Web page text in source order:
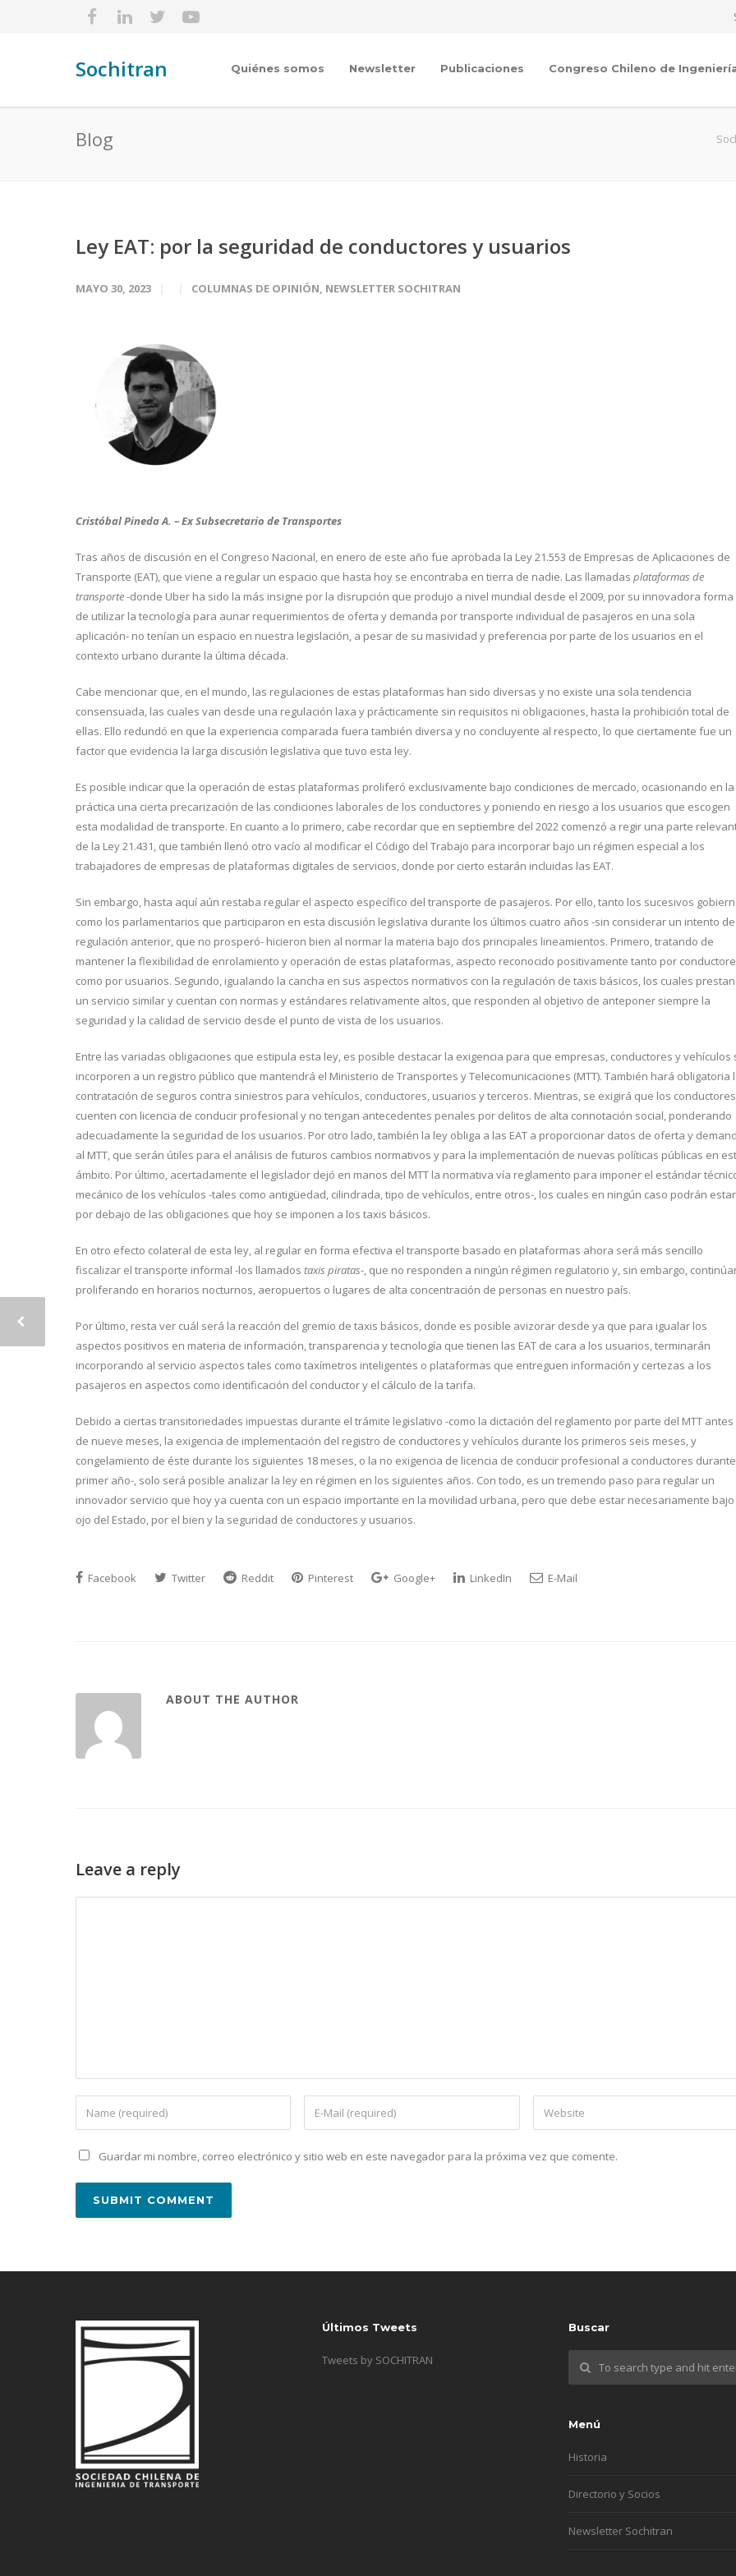
Sochitran Quiénes somos Newsletter Publicaciones Congreso Chileno de
Blog
Ley EAT: por la seguridad de conductores y usuarios
MAYO 30, 2023 COLUMNAS DE OPINIÓN, NEWSLETTER SOCHITRAN
Cristóbal Pineda A. – Ex Subsecretario de Transportes
Tras años de discusión en el Congreso Nacional, en enero de este año fue aprobada la Ley 21.553 de Empresas de Aplicaciones de
Transporte (EAT), que viene a regular un espacio que hasta hoy se encontraba en tierra de nadie. Las llamadas plataformas de
transporte-donde Uber ha sido la más insigne por la disrupción que produjo a nivel mundial desde el 2009, por su innovadora forma
de utilizar la tecnología para aunar requerimientos de oferta y demanda por transporte individual de pasajeros en una sola
aplicación- no tenían un espacio en nuestra legislación, a pesar de su masividad y preferencia por parte de los usuarios en el
contexto urbano durante la última década.
Cabe mencionar que, en el mundo, las regulaciones de estas plataformas han sido diversas y no existe una sola tendencia
consensuada, las cuales van desde una regulación laxa y prácticamente sin requisitos ni obligaciones, hasta la prohibición total de
ellas. Ello redundó en que la experiencia comparada fuera también diversa y no concluyente al respecto, lo que ciertamente fue un
factor que evidencia la larga discusión legislativa que tuvo esta ley.
Es posible indicar que la operación de estas plataformas proliferó exclusivamente bajo condiciones de mercado, ocasionando en la
práctica una cierta precarización de las condiciones laborales de los conductores y poniendo en riesgo a los usuarios que escogen
esta modalidad de transporte. En cuanto a lo primero, cabe recordar que en septiembre del 2022 comenzó a regir una parte
de la Ley 21.431, que también llenó otro vacío al modificar el Código del Trabajo para incorporar bajo un régimen especial a los
trabajadores de empresas de plataformas digitales de servicios, donde por cierto estarán incluidas las EAT.
Sin embargo, hasta aquí aún restaba regular el aspecto específico del transporte de pasajeros. Por ello, tanto los sucesivos
como los parlamentarios que participaron en esta discusión legislativa durante los últimos cuatro años -sin considerar un intento de
regulación anterior, que no prosperó- hicieron bien al normar la materia bajo dos principales lineamientos. Primero, tratando de
mantener la flexibilidad de enrolamiento y operación de estas plataformas, aspecto reconocido positivamente tanto por
como por usuarios. Segundo, igualando la cancha en sus aspectos normativos con la regulación de taxis básicos, los cuales prestan
un servicio similar y cuentan con normas y estándares relativamente altos, que responden al objetivo de anteponer siempre la
seguridad y la calidad de servicio desde el punto de vista de los usuarios.
Entre las variadas obligaciones que estipula esta ley, es posible destacar la exigencia para que empresas, conductores y vehículos
incorporen a un registro público que mantendrá el Ministerio de Transportes y Telecomunicaciones (MTT). También hará obligatoria
contratación de seguros contra siniestros para vehículos, conductores, usuarios y terceros. Mientras, se exigirá que los conductores
cuenten con licencia de conducir profesional y no tengan antecedentes penales por delitos de alta connotación social, ponderando
adecuadamente la seguridad de los usuarios. Por otro lado, también la ley obliga a las EAT a proporcionar datos de oferta y
al MTT, que serán útiles para el análisis de futuros cambios normativos y para la implementación de nuevas políticas públicas en
ámbito. Por último, acertadamente el legislador dejó en manos del MTT la normativa vía reglamento para imponer el estándar
mecánico de los vehículos -tales como antigüedad, cilindrada, tipo de vehículos, entre otros-, los cuales en ningún caso podrán estar
por debajo de las obligaciones que hoy se imponen a los taxis básicos.
En otro efecto colateral de esta ley, al regular en forma efectiva el transporte basado en plataformas ahora será más sencillo
fiscalizar el transporte informal -los llamados taxis piratas-, que no responden a ningún régimen regulatorio y, sin embargo,
proliferando en horarios nocturnos, aeropuertos o lugares de alta concentración de personas en nuestro país.
Por último, resta ver cuál será la reacción del gremio de taxis básicos, donde es posible avizorar desde ya que para igualar los
aspectos positivos en materia de información, transparencia y tecnología que tienen las EAT de cara a los usuarios, terminarán
incorporando al servicio aspectos tales como taxímetros inteligentes o plataformas que entreguen información y certezas a los
pasajeros en aspectos como identificación del conductor y el cálculo de la tarifa.
Debido a ciertas transitoriedades impuestas durante el trámite legislativo -como la dictación del reglamento por parte del MTT antes
de nueve meses, la exigencia de implementación del registro de conductores y vehículos durante los primeros seis meses, y
congelamiento de éste durante los siguientes 18 meses, o la no exigencia de licencia de conducir profesional a conductores
primer año-, solo será posible analizar la ley en régimen en los siguientes años. Con todo, es un tremendo paso para regular un
innovador servicio que hoy ya cuenta con un espacio importante en la movilidad urbana, pero que debe estar necesariamente
ojo del Estado, por el bien y la seguridad de conductores y usuarios.
Facebook Twitter Reddit Pinterest Google+ LinkedIn E-Mail
ABOUT THE AUTHOR
Leave a reply
Guardar mi nombre, correo electrónico y sitio web en este navegador para la próxima vez que comente.
Últimos Tweets
Tweets by SOCHITRAN
Buscar
Menú
Historia
Directorio y Socios
Newsletter Sochitran